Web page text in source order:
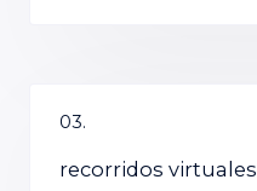
03.
recorridos virtuales